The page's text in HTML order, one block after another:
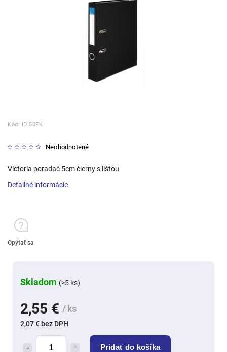
Kód: IDI50FK
Neohodnotené
2,55 € / ks
2,07 € bez DPH
Pridať do košíka
Skladom (>5 ks)
Victoria poradač 5cm čierny s lištou
Detailné informácie
Opýtať sa